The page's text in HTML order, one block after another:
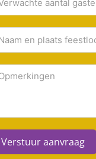
Verstuur aanvraag